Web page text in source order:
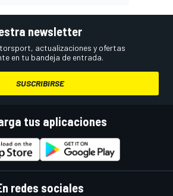
newsletter
actualizaciones y ofertas
en tu bandeja de entrada.
SUSCRIBIRSE
tus aplicaciones
redes sociales